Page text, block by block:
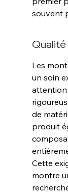
souvent
Les
un soin
attention
de
produit
Cette
montre